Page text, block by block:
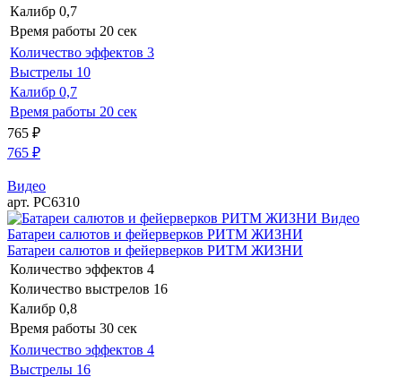
Калибр 0,7
Время работы 20 сек
Количество эффектов 3
Выстрелы 10
Калибр 0,7
Время работы 20 сек
765 ₽
765 ₽
Видео
арт. РС6310
Видео
Батареи салютов и фейерверков РИТМ ЖИЗНИ
Батареи салютов и фейерверков РИТМ ЖИЗНИ
Количество эффектов 4
Количество выстрелов 16
Калибр 0,8
Время работы 30 сек
Количество эффектов 4
Выстрелы 16